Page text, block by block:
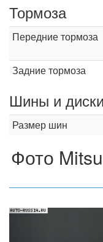
Тормоза
Передние тормоза
Задние тормоза
Шины и диски
Размер шин
Фото
Назад